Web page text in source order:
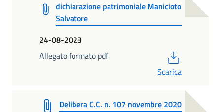
dichiarazione patrimoniale Manicioto
Salvatore
24-08-2023
Allegato formato pdf
Scarica
Delibera C.C. n. 107 novembre 2020